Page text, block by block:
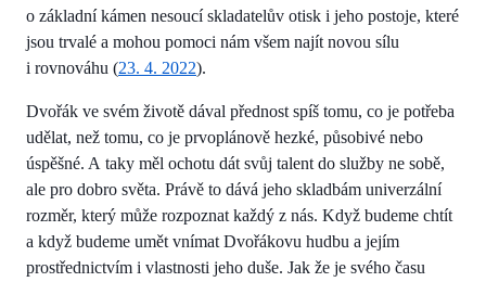
o základní kámen nesoucí skladatelův otisk i jeho postoje, které
jsou trvalé a mohou pomoci nám všem najít novou sílu
i rovnováhu (23. 4. 2022).
Dvořák ve svém životě dával přednost spíš tomu, co je potřeba
udělat, než tomu, co je prvoplánově hezké, působivé nebo
úspěšné. A taky měl ochotu dát svůj talent do služby ne sobě,
ale pro dobro světa. Právě to dává jeho skladbám univerzální
rozměr, který může rozpoznat každý z nás. Když budeme chtít
a když budeme umět vnímat Dvořákovu hudbu a jejím
prostřednictvím i vlastnosti jeho duše. Jak že je svého času